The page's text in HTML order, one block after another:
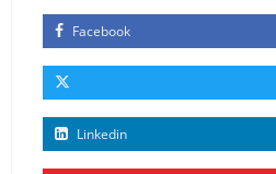
Facebook
Linkedin